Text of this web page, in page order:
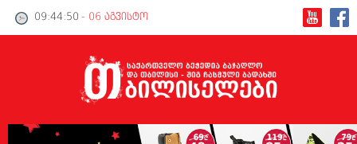
09:44:50 - 06 აგვისტო